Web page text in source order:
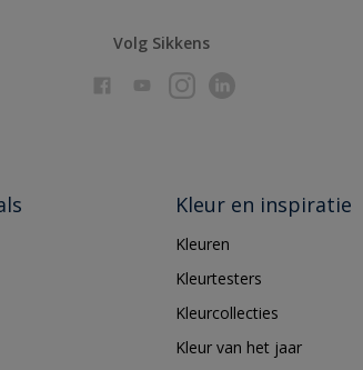
Volg Sikkens
Kleur en inspiratie
Kleuren
Kleurtesters
Kleurcollecties
Kleur van het jaar